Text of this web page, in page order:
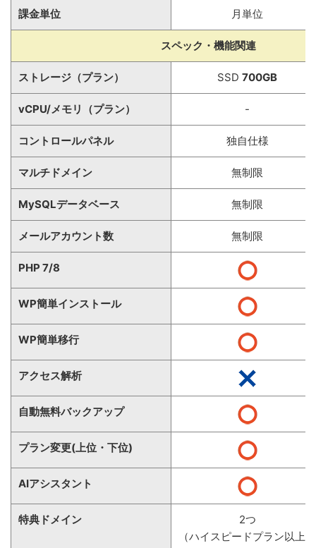
課金単位 月単位
スペック・機能関連
ストレージ（プラン） SSD 700GB
vCPU/メモリ（プラン） -
コントロールパネル 独自仕様
マルチドメイン 無制限
MySQLデータベース 無制限
メールアカウント数 無制限
PHP 7/8
WP簡単インストール
WP簡単移行
アクセス解析
自動無料バックアップ
プラン変更(上位・下位)
AIアシスタント
特典ドメイン
2つ
（ハイスピードプラン以上）